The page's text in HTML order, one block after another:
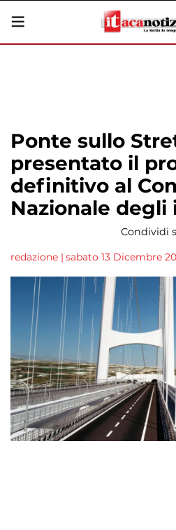
Ponte sullo
presentato il
definitivo al
Nazionale
Condividi
redazione | sabato 13 Dicembre